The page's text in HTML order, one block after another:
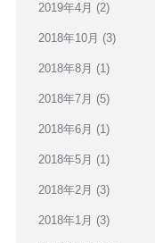
2019年4月 (2)
2018年10月 (3)
2018年8月 (1)
2018年7月 (5)
2018年6月 (1)
2018年5月 (1)
2018年2月 (3)
2018年1月 (3)